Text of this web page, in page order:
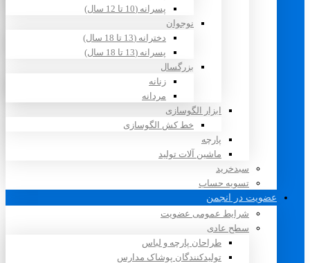
پسرانه (10 تا 12 سال)
نوجوان
دخترانه (13 تا 18 سال)
پسرانه (13 تا 18 سال)
بزرگسال
زنانه
مردانه
ابزار الگوسازی
خط کش الگوسازی
پارچه
ماشین آلات تولید
سبدخرید
تسویه حساب
عضویت در انجمن
شرایط عمومی عضویت
سطح عادی
طراحان پارچه و لباس
تولیدکنندگان پوشاک مدارس